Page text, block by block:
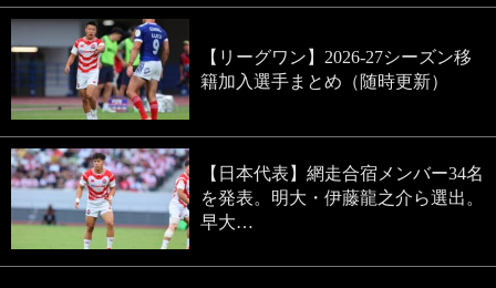
【リーグワン】2026-27シーズン移
籍加入選手まとめ（随時更新）
【日本代表】網走合宿メンバー34名
を発表。明大・伊藤龍之介ら選出。
早大…